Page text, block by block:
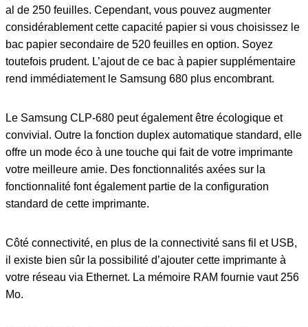
al de 250 feuilles. Cependant, vous pouvez augmenter
considérablement cette capacité papier si vous choisissez le
bac papier secondaire de 520 feuilles en option. Soyez
toutefois prudent. L’ajout de ce bac à papier supplémentaire
rend immédiatement le Samsung 680 plus encombrant.
Le Samsung CLP-680 peut également être écologique et
convivial. Outre la fonction duplex automatique standard, elle
offre un mode éco à une touche qui fait de votre imprimante
votre meilleure amie. Des fonctionnalités axées sur la
fonctionnalité font également partie de la configuration
standard de cette imprimante.
Côté connectivité, en plus de la connectivité sans fil et USB,
il existe bien sûr la possibilité d’ajouter cette imprimante à
votre réseau via Ethernet. La mémoire RAM fournie vaut 256
Mo.